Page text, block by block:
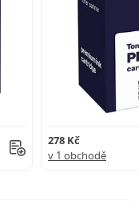
278 Kč
v 1 obchodě